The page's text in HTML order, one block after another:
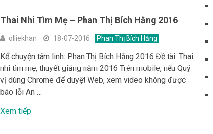
Thai Nhi Tìm Mẹ – Phan Thị Bích Hằng 2016
olliekhan 18-07-2016 Phan Thị Bích Hằng
Kể chuyện tâm linh: Phan Thị Bích Hằng 2016 Đề tài: Thai
nhi tìm mẹ, thuyết giảng năm 2016 Trên mobile, nếu Quý
vị dùng Chrome để duyệt Web, xem video không được
báo lỗi An …
Xem tiếp